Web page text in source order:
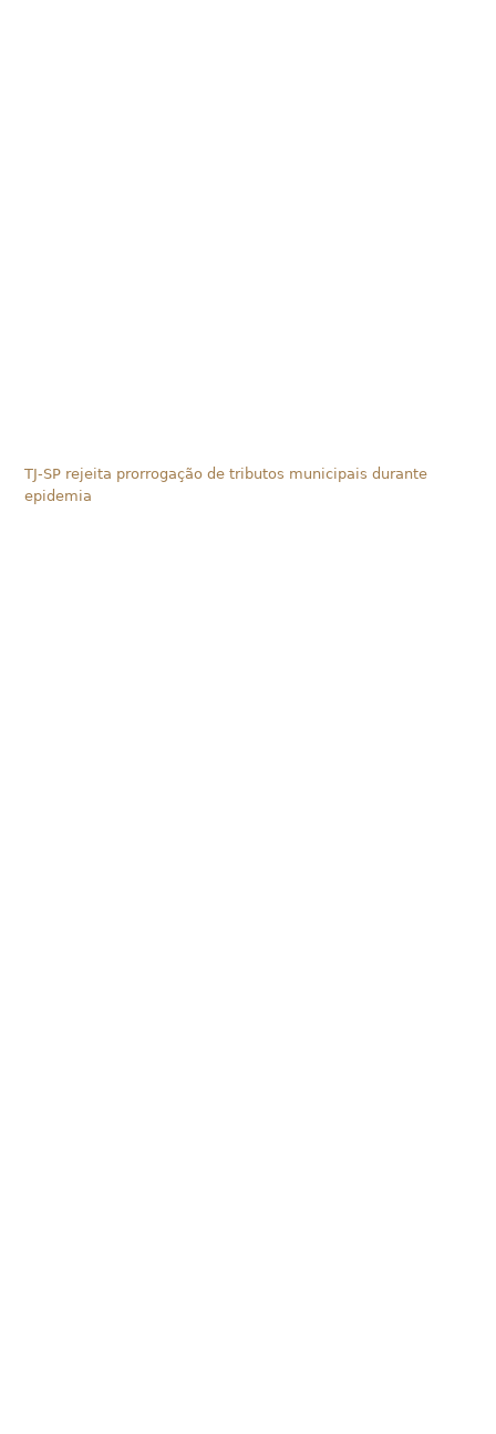
TJ-SP rejeita prorrogação de tributos municipais durante
epidemia